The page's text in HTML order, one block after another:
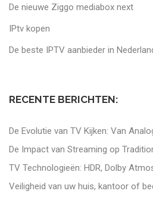
De nieuwe Ziggo mediabox next
IPtv kopen
De beste IPTV aanbieder in
RECENTE BERICHTEN:
De Evolutie van TV Kijken: Van
De Impact van Streaming op
TV Technologieën: HDR, Dolby
Veiligheid van uw huis, kantoor of